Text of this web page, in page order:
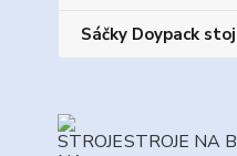
Sáčky Doypack
STROJE NA